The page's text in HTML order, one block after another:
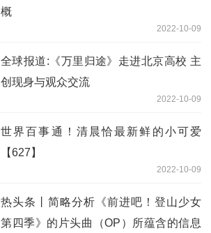
概
2022-10-09
全球报道:《万里归途》走进北京高校 主
创现身与观众交流
2022-10-09
世界百事通！清晨恰最新鲜的小可爱
【627】
2022-10-09
热头条丨简略分析《前进吧！登山少女
第四季》的片头曲（OP）所蕴含的信息